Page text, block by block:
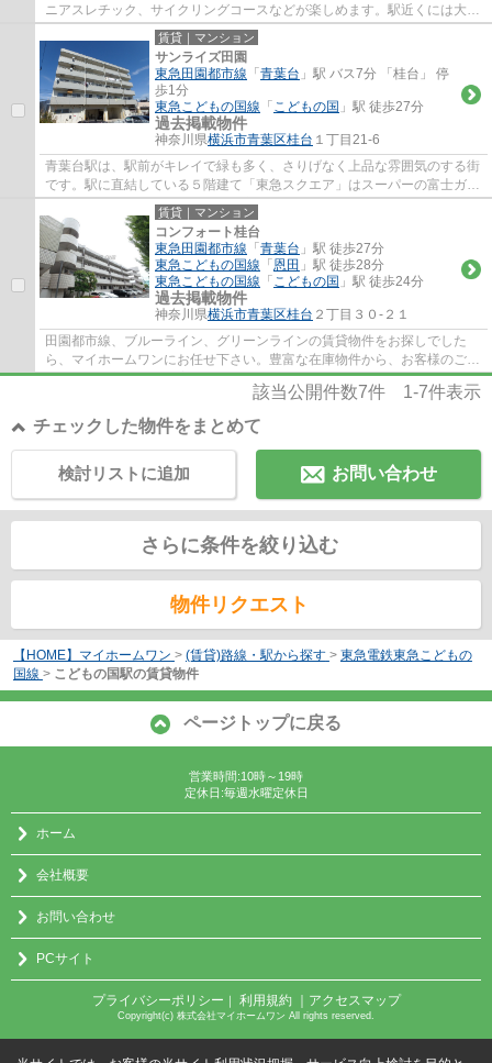
ニアスレチック、サイクリングコースなどが楽しめます。駅近くには大型
スーパーの三和がありお買い物も便利。歩...
賃貸｜マンション
サンライズ田園
東急田園都市線 「 青葉台 」駅 バス7分 「桂台」 停
歩1分
東急こどもの国線 「 こどもの国 」駅 徒歩27分
過去掲載物件
神奈川県横浜市青葉区桂台 １丁目21-6
青葉台駅は、駅前がキレイで緑も多く、さりげなく上品な雰囲気のする街
です。駅に直結している５階建て「東急スクエア」はスーパーの富士ガー
デン、トモズ、東急ハンズ、無印良品、ユ...
賃貸｜マンション
コンフォート桂台
東急田園都市線 「 青葉台 」駅 徒歩27分
東急こどもの国線 「 恩田 」駅 徒歩28分
東急こどもの国線 「 こどもの国 」駅 徒歩24分
過去掲載物件
神奈川県横浜市青葉区桂台 ２丁目３０-２１
田園都市線、ブルーライン、グリーンラインの賃貸物件をお探しでした
ら、マイホームワンにお任せ下さい。豊富な在庫物件から、お客様のご要
望に合うお部屋をご提案致します。
該当公開件数7件 1-7件表示
チェックした物件をまとめて
お問い合わせ
検討リストに追加
さらに条件を絞り込む
物件リクエスト
【HOME】マイホームワン > (賃貸)路線・駅から探す > 東急電鉄東急こどもの
国線 > こどもの国駅の賃貸物件
ページトップに戻る
営業時間:10時～19時
定休日:毎週水曜定休日
ホーム
会社概要
お問い合わせ
PCサイト
プライバシーポリシー ｜ 利用規約 ｜アクセスマップ
Copyright(c) 株式会社マイホームワン All rights reserved.